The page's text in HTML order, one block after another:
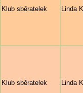
Klub sběratelek Linda
Klub sběratelek Linda